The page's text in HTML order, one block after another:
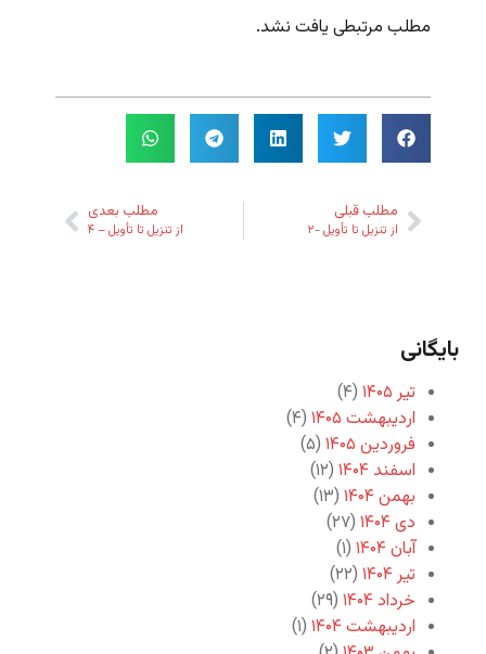
مطلب مرتبطی یافت نشد.
مطلب قبلی
از تنزیل تا تأویل -۲
مطلب بعدی
از تنزیل تا تأویل – ۴
بایگانی
تیر ۱۴۰۵
(۴)
اردیبهشت ۱۴۰۵
(۴)
فروردین ۱۴۰۵
(۵)
اسفند ۱۴۰۴
(۱۲)
بهمن ۱۴۰۴
(۱۳)
دی ۱۴۰۴
(۲۷)
آبان ۱۴۰۴
(۱)
تیر ۱۴۰۴
(۲۲)
خرداد ۱۴۰۴
(۲۹)
اردیبهشت ۱۴۰۴
(۱)